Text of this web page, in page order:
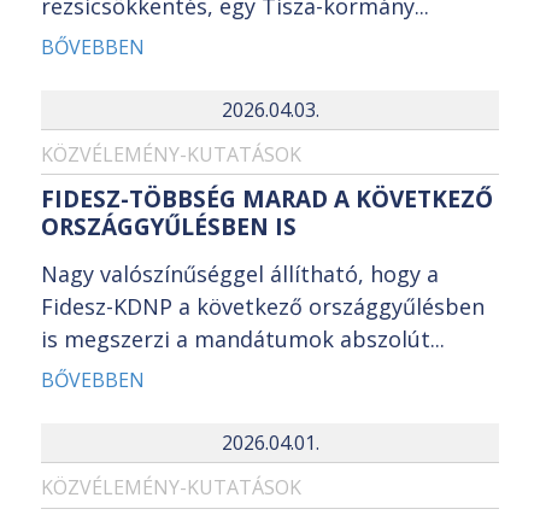
rezsicsökkentés, egy Tisza-kormány...
BŐVEBBEN
2026.04.03.
KÖZVÉLEMÉNY-KUTATÁSOK
FIDESZ-TÖBBSÉG MARAD A KÖVETKEZŐ
ORSZÁGGYŰLÉSBEN IS
Nagy valószínűséggel állítható, hogy a
Fidesz-KDNP a következő országgyűlésben
is megszerzi a mandátumok abszolút...
BŐVEBBEN
2026.04.01.
KÖZVÉLEMÉNY-KUTATÁSOK